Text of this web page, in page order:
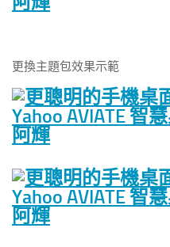
更換主題包效果示範